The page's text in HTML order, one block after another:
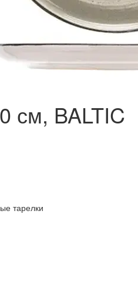
см, BALTIC
тарелки